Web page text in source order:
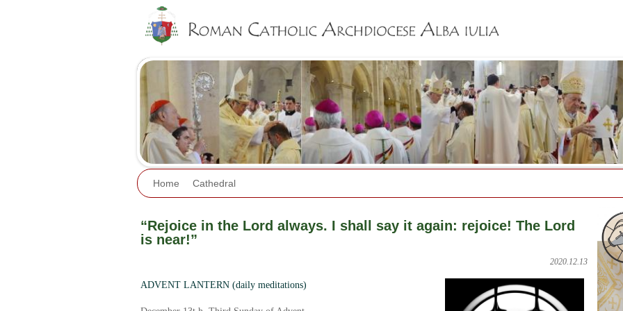
Home Cathedral
“Rejoice in the Lord always. I shall say it again: rejoice! The Lord
is near!”
2020.12.13
ADVENT LANTERN (daily meditations)